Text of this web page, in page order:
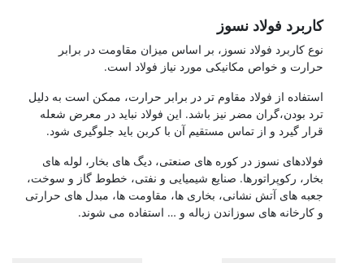
کاربرد فولاد نسوز
نوع کاربرد فولاد نسوز، بر اساس میزان مقاومت در برابر
حرارت و خواص مکانیکی مورد نیاز فولاد است.
استفاده از فولاد مقاوم تر در برابر حرارت، ممکن است به دلیل
ترد بودن،گران مضر نیز باشد. این فولاد نباید در معرض شعله
قرار گیرد و از تماس مستقیم آن با کربن باید جلوگیری شود.
فولادهای نسوز در کوره های صنعتی، دیگ های بخار، لوله های
بخار، رکوپراتورها. صنایع شیمیایی و نفتی، خطوط گاز و سوخت،
جعبه های آتش نشانی، بخاری ها، مقاومت ها، مبدل های حرارتی
و کارخانه های سوزاندن زباله و … استفاده می شوند.